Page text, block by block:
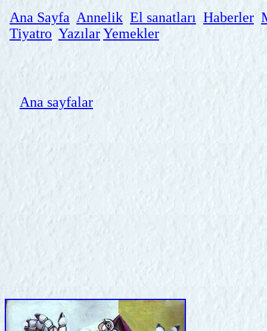
Ana Sayfa Annelik El sanatları Haberler
Tiyatro YazılarYemekler
Ana sayfalar